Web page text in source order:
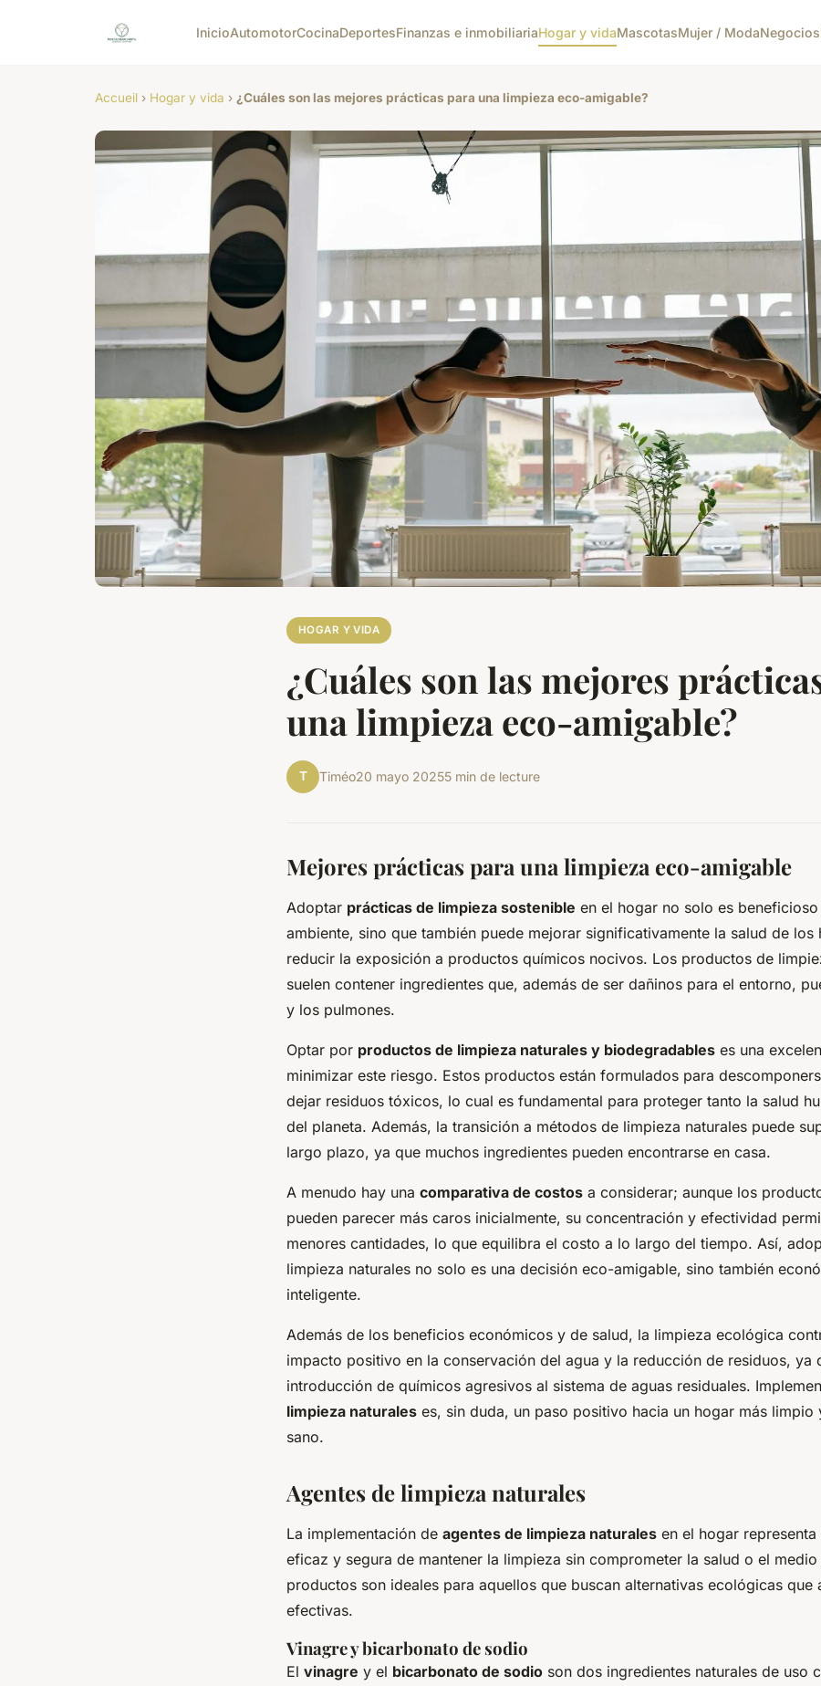
InicioAutomotorCocinaDeportesFinanzas e inmobiliariaHogar y vidaMascotasMujer / ModaNegocios
Accueil › Hogar y vida › ¿Cuáles son las mejores prácticas para una limpieza eco-amigable?
HOGAR Y VIDA
¿Cuáles son las mejores
una limpieza eco-amigable?
T Timéo20 mayo 20255 min de lecture
Mejores prácticas para una limpieza eco-amigable
Adoptar prácticas de limpieza sostenible en el hogar no solo es
ambiente, sino que también puede mejorar significativamente la salud de los
reducir la exposición a productos químicos nocivos. Los productos de
suelen contener ingredientes que, además de ser dañinos para el entorno,
y los pulmones.
Optar por productos de limpieza naturales y biodegradables es una
minimizar este riesgo. Estos productos están formulados para
dejar residuos tóxicos, lo cual es fundamental para proteger tanto la salud
del planeta. Además, la transición a métodos de limpieza naturales puede
largo plazo, ya que muchos ingredientes pueden encontrarse en casa.
A menudo hay una comparativa de costos a considerar; aunque los
pueden parecer más caros inicialmente, su concentración y efectividad
menores cantidades, lo que equilibra el costo a lo largo del tiempo. Así,
limpieza naturales no solo es una decisión eco-amigable, sino también
inteligente.
Además de los beneficios económicos y de salud, la limpieza ecológica
impacto positivo en la conservación del agua y la reducción de residuos, ya
introducción de químicos agresivos al sistema de aguas residuales.
limpieza naturales es, sin duda, un paso positivo hacia un hogar más limpio
sano.
Agentes de limpieza naturales
La implementación de agentes de limpieza naturales en el hogar representa
eficaz y segura de mantener la limpieza sin comprometer la salud o el
productos son ideales para aquellos que buscan alternativas ecológicas que
efectivas.
Vinagre y bicarbonato de sodio
El vinagre y el bicarbonato de sodio son dos ingredientes naturales de uso